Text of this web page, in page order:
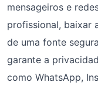
mensageiros e
profissional, baixar
de uma fonte
garante a
como WhatsApp,